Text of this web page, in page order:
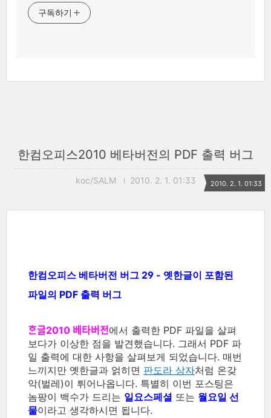
구독하기
한컴오피스2010 베타버전의 PDF 출력 버그
koc/SALM 2010. 2. 1. 01:33 2010. 2. 1. 01:33
한컴오피스 베타버전 버그 29 - 옛한글이 포함된
파일의 PDF 출력 버그
ᄒᆞᆫ글2010 베타버전에서 출력한 PDF 파일을 살펴
보다가 이상한 점을 발견했습니다. 그래서 PDF 파
일 출력에 대한 사항을 살펴보게 되었습니다. 매번
느끼지만 옛한글과 얽히면 판도라 상자처럼 온갖
악(벌레)이 튀어나옵니다. 특별히 이번 포스팅은
놈팡이 백수가 드리는 일요스페셜 또는 월요일 선
물이라고 생각하시면 됩니다.